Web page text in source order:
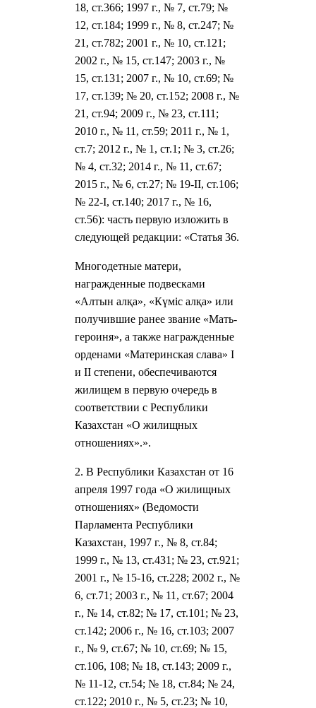
18, ст.366; 1997 г., № 7, ст.79; №
12, ст.184; 1999 г., № 8, ст.247; №
21, ст.782; 2001 г., № 10, ст.121;
2002 г., № 15, ст.147; 2003 г., №
15, ст.131; 2007 г., № 10, ст.69; №
17, ст.139; № 20, ст.152; 2008 г., №
21, ст.94; 2009 г., № 23, ст.111;
2010 г., № 11, ст.59; 2011 г., № 1,
ст.7; 2012 г., № 1, ст.1; № 3, ст.26;
№ 4, ст.32; 2014 г., № 11, ст.67;
2015 г., № 6, ст.27; № 19-II, ст.106;
№ 22-I, ст.140; 2017 г., № 16,
ст.56): часть первую изложить в
следующей редакции: «Статья 36.
Многодетные матери,
награжденные подвесками
«Алтын алқа», «Күміс алқа» или
получившие ранее звание «Мать-
героиня», а также награжденные
орденами «Материнская слава» I
и II степени, обеспечиваются
жилищем в первую очередь в
соответствии с Республики
Казахстан «О жилищных
отношениях».».
2. В Республики Казахстан от 16
апреля 1997 года «О жилищных
отношениях» (Ведомости
Парламента Республики
Казахстан, 1997 г., № 8, ст.84;
1999 г., № 13, ст.431; № 23, ст.921;
2001 г., № 15-16, ст.228; 2002 г., №
6, ст.71; 2003 г., № 11, ст.67; 2004
г., № 14, ст.82; № 17, ст.101; № 23,
ст.142; 2006 г., № 16, ст.103; 2007
г., № 9, ст.67; № 10, ст.69; № 15,
ст.106, 108; № 18, ст.143; 2009 г.,
№ 11-12, ст.54; № 18, ст.84; № 24,
ст.122; 2010 г., № 5, ст.23; № 10,